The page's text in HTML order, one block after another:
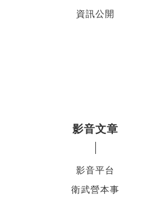
資訊公開
影音文章
影音平台
衛武營本事